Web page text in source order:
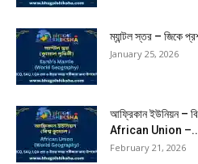
ম্যান্টল স্তর – জিকে
January 25, 2026
আফ্রিকান ইউনিয়ন –
African Union
February 21, 2026